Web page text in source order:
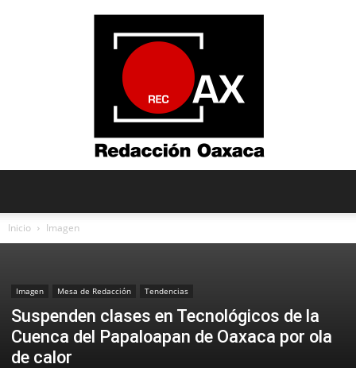
Inicio Imagen
Imagen Mesa de Redacción Tendencias
Suspenden clases en Tecnológicos de la
Cuenca del Papaloapan de Oaxaca por ola
de calor